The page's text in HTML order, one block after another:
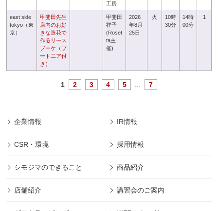
工房
east side
tokyo（東
京）
甲斐田先生
店内のお好
きな造花で
作るリース
ブーケ（ブ
ート二ア付
き）
甲斐田
祥子
(Roset
ta主
催)
2026
年8月
25日
火
10時
30分
14時
00分
1
1 2 3 4 5 7
企業情報 IR情報
CSR・環境 採用情報
シモジマのできること 商品紹介
店舗紹介 講習会のご案内